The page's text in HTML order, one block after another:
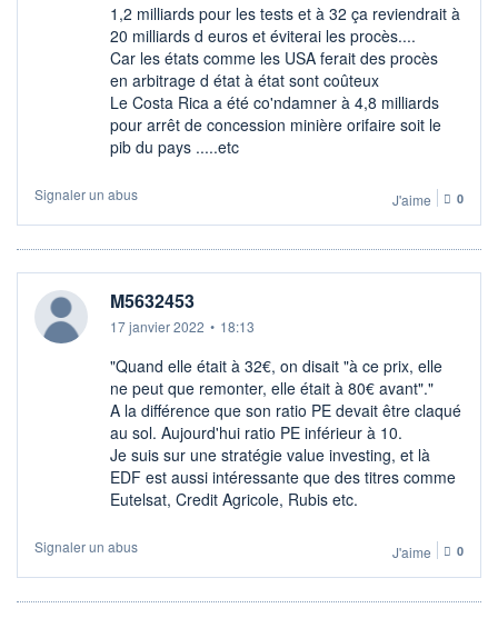
1,2 milliards pour les tests et à 32 ça reviendrait à
20 milliards d euros et éviterai les procès....
Car les états comme les USA ferait des procès
en arbitrage d état à état sont coûteux
Le Costa Rica a été co'ndamner à 4,8 milliards
pour arrêt de concession minière orifaire soit le
pib du pays .....etc
Signaler un abus J'aime 0
M5632453
17 janvier 2022 • 18:13
"Quand elle était à 32€, on disait "à ce prix, elle
ne peut que remonter, elle était à 80€ avant"."
A la différence que son ratio PE devait être claqué
au sol. Aujourd'hui ratio PE inférieur à 10.
Je suis sur une stratégie value investing, et là
EDF est aussi intéressante que des titres comme
Eutelsat, Credit Agricole, Rubis etc.
Signaler un abus J'aime 0